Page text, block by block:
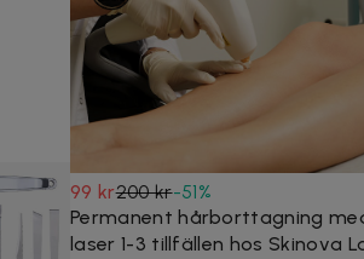
99 kr200 kr-51%
Permanent hårborttagning
laser 1-3 tillfällen hos Skinova